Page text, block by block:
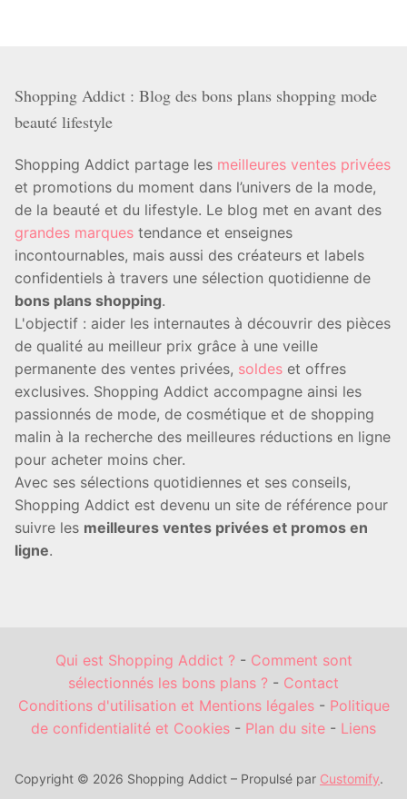
Shopping Addict : Blog des bons plans shopping mode
beauté lifestyle
Shopping Addict partage les meilleures ventes privées
et promotions du moment dans l’univers de la mode,
de la beauté et du lifestyle. Le blog met en avant des
grandes marques tendance et enseignes
incontournables, mais aussi des créateurs et labels
confidentiels à travers une sélection quotidienne de
bons plans shopping.
L'objectif : aider les internautes à découvrir des pièces
de qualité au meilleur prix grâce à une veille
permanente des ventes privées, soldes et offres
exclusives. Shopping Addict accompagne ainsi les
passionnés de mode, de cosmétique et de shopping
malin à la recherche des meilleures réductions en ligne
pour acheter moins cher.
Avec ses sélections quotidiennes et ses conseils,
Shopping Addict est devenu un site de référence pour
suivre les meilleures ventes privées et promos en
ligne.
Qui est Shopping Addict ?- Comment sont
sélectionnés les bons plans ? - Contact
Conditions d'utilisation et Mentions légales- Politique
de confidentialité et Cookies - Plan du site - Liens
Copyright © 2026 Shopping Addict – Propulsé par Customify.